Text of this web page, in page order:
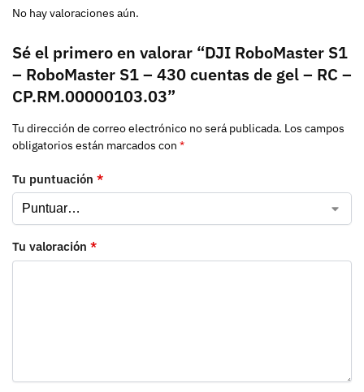
No hay valoraciones aún.
Sé el primero en valorar “DJI RoboMaster S1
– RoboMaster S1 – 430 cuentas de gel – RC –
CP.RM.00000103.03”
Tu dirección de correo electrónico no será publicada. Los campos
obligatorios están marcados con *
Tu puntuación *
Tu valoración *